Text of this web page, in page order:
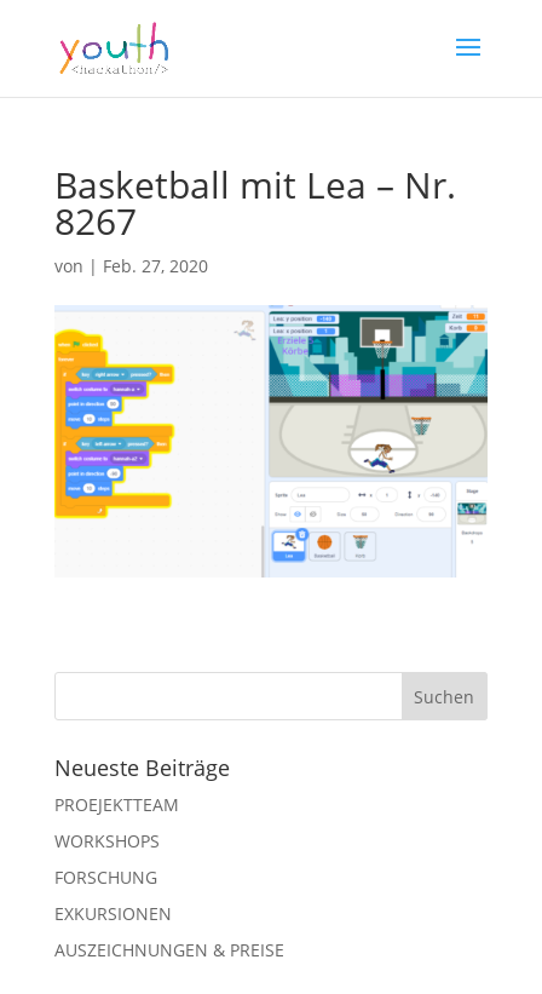
Basketball mit Lea – Nr.
8267
von | Feb. 27, 2020
Neueste Beiträge
PROEJEKTTEAM
WORKSHOPS
FORSCHUNG
EXKURSIONEN
AUSZEICHNUNGEN & PREISE